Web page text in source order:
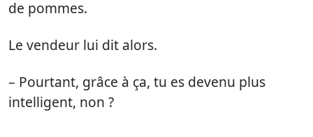
de pommes.
Le vendeur lui dit alors.
– Pourtant, grâce à ça, tu es devenu plus
intelligent, non ?